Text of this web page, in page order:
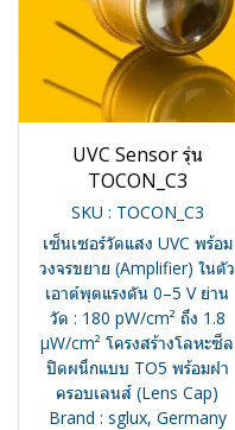
UVC Sensor รุ่น
TOCON_C3
SKU : TOCON_C3
เซ็นเซอร์วัดแสง UVC พร้อม
วงจรขยาย (Amplifier) ในตัว
เอาต์พุตแรงดัน 0–5 V ย่าน
วัด : 180 pW/cm² ถึง 1.8
µW/cm² โครงสร้างโลหะซีล
ปิดผนึกแบบ TO5 พร้อมฝา
ครอบเลนส์ (Lens Cap)
Brand : sglux, Germany